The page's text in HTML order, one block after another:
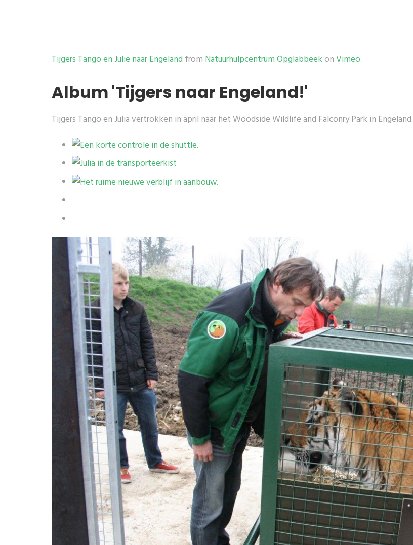
Tijgers Tango en Julie naar Engeland from Natuurhulpcentrum OpglabbeekonVimeo.
Album 'Tijgers naar Engeland!'
Tijgers Tango en Julia vertrokken in april naar het Woodside Wildlife and Falconry Park in Engeland.